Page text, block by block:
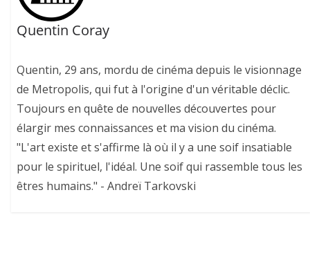
Quentin Coray
Quentin, 29 ans, mordu de cinéma depuis le visionnage
de Metropolis, qui fut à l'origine d'un véritable déclic.
Toujours en quête de nouvelles découvertes pour
élargir mes connaissances et ma vision du cinéma.
"L'art existe et s'affirme là où il y a une soif insatiable
pour le spirituel, l'idéal. Une soif qui rassemble tous les
êtres humains." - Andreï Tarkovski